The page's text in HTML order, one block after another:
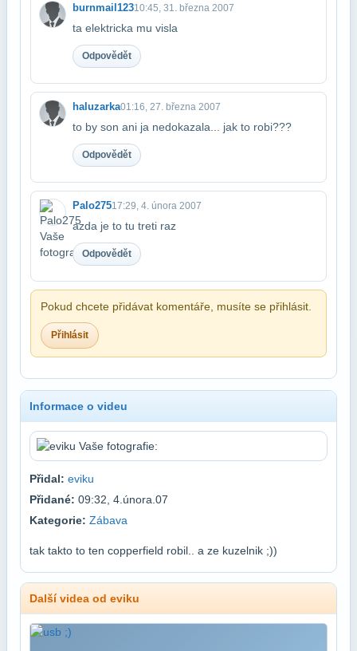
burnmail12310:45, 31. března 2007
ta elektricka mu visla
Odpovědět
haluzarka01:16, 27. března 2007
to by son ani ja nedokazala... jak to robi???
Odpovědět
Palo27517:29, 4. února 2007
azda je to tu treti raz
Odpovědět
Pokud chcete přidávat komentáře, musíte se přihlásit.
Přihlásit
Informace o videu
Přidal: eviku
Přidané: 09:32, 4.února.07
Kategorie: Zábava
tak takto to ten copperfield robil.. a ze kuzelnik ;))
Další videa od eviku